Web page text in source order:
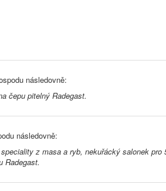
následovně:
čepu pitelný Radegast.
následovně:
z masa a ryb, nekuřácký salonek
Radegast.